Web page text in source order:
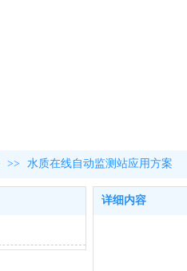
>> 水质在线自动监测站应用方案
详细内容